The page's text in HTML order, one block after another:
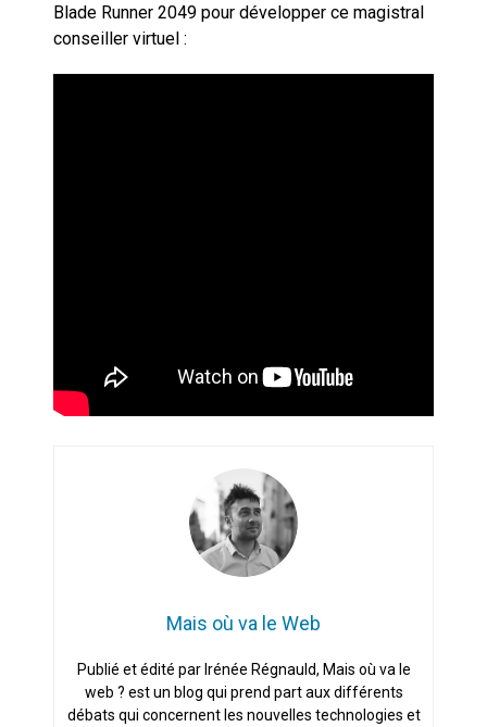
Blade Runner 2049 pour développer ce magistral
conseiller virtuel :
Mais où va le Web
Publié et édité par Irénée Régnauld, Mais où va le
web ? est un blog qui prend part aux différents
débats qui concernent les nouvelles technologies et